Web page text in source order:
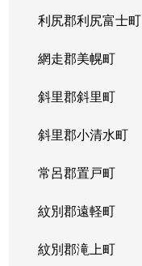
利尻郡利尻富士町
網走郡美幌町
斜里郡斜里町
斜里郡小清水町
常呂郡置戸町
紋別郡遠軽町
紋別郡滝上町